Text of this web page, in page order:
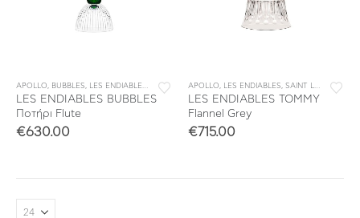
APOLLO BUBBLES LES ENDIABLES SAINT LOUIS,ΕΠΙΤΡΑΠΕΖΙΑ ΕΙΔΗ ,ΜΠΑΡ ,ΣΥΛΛΟΓΕΣ
LES ENDIABLES BUBBLES
Ποτήρι Flute
€630.00
APOLLO LES ENDIABLES SAINT LOUIS ,
LES ENDIABLES TOMMY
Flannel Grey
€715.00